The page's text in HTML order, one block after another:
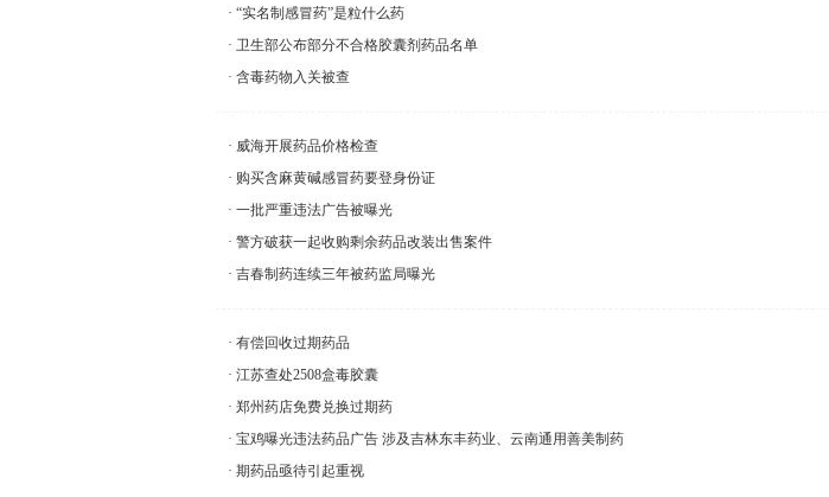
“实名制感冒药”是粒什么药
卫生部公布部分不合格胶囊剂药品名单
含毒药物入关被查
威海开展药品价格检查
购买含麻黄碱感冒药要登身份证
一批严重违法广告被曝光
警方破获一起收购剩余药品改装出售案件
吉春制药连续三年被药监局曝光
有偿回收过期药品
江苏查处2508盒毒胶囊
郑州药店免费兑换过期药
宝鸡曝光违法药品广告 涉及吉林东丰药业、云南通用善美制药
期药品亟待引起重视